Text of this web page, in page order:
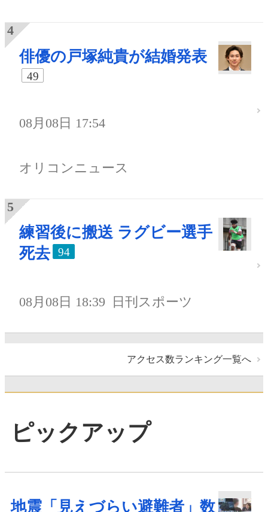
俳優の戸塚純貴が結婚発表
49
08月08日 17:54
オリコンニュース
練習後に搬送 ラグビー選手
死去
94
08月08日 18:39 日刊スポーツ
アクセス数ランキング一覧へ
ピックアップ
地震「見えづらい避難者」数